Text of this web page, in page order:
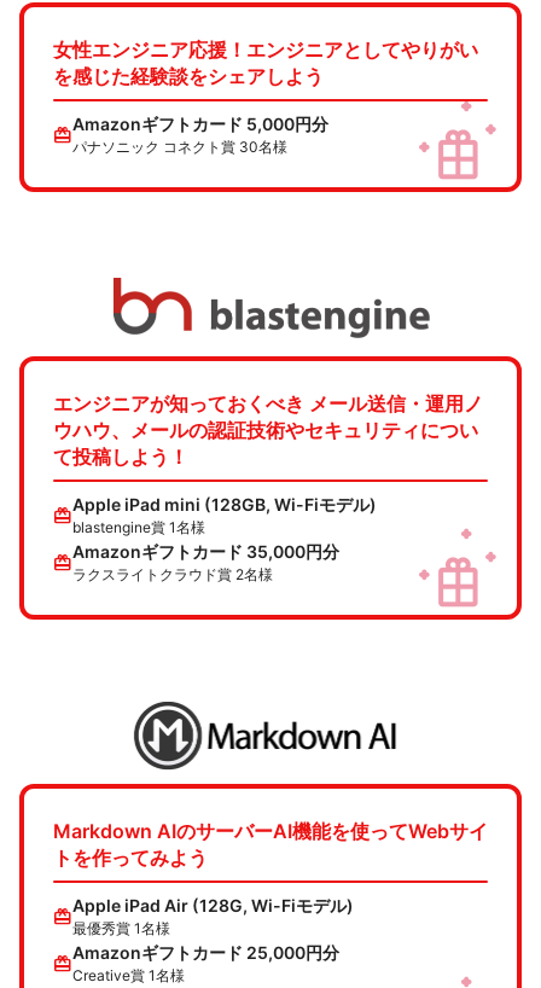
女性エンジニア応援！エンジニアとしてやりがい
を感じた経験談をシェアしよう
redeemAmazonギフトカード 5,000円分
パナソニック コネクト賞 30名様
エンジニアが知っておくべき メール送信・運用ノ
ウハウ、メールの認証技術やセキュリティについ
て投稿しよう！
redeemApple iPad mini (128GB, Wi-Fiモデル)
blastengine賞 1名様
redeemAmazonギフトカード 35,000円分
ラクスライトクラウド賞 2名様
Markdown AIのサーバーAI機能を使ってWebサイ
トを作ってみよう
redeemApple iPad Air (128G, Wi-Fiモデル)
最優秀賞 1名様
redeemAmazonギフトカード 25,000円分
Creative賞 1名様